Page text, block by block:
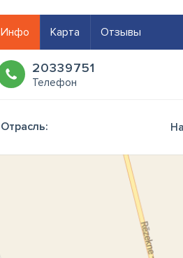
Инфо Карта Отзывы
20339751
Телефон
Отрасль: